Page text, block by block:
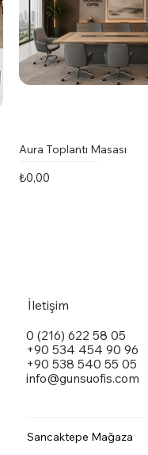
Aura Toplantı Masası
Fiyat
₺0,00
Doxa Toplantı Masası
Karina Kollu Sandalye
Quatrox Sandalye
İletişim
0 (216) 622 58 05
+90 534 454 90 96
+90 538 540 55 05
info@gunsuofis.com
Sancaktepe Mağaza